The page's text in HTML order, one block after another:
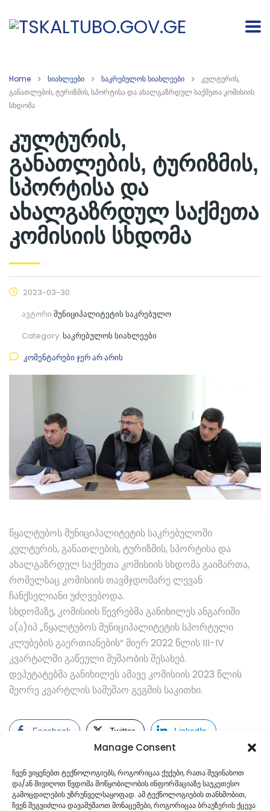
Manage Consent
ჩვენ ვიყენებთ ტექნოლოგიებს, როგორიცაა ქუქები, რათა შევინახოთ
და/ან მივიღოთ წვდომა მოწყობილობის ინფორმაციაზე საუკეთესო
გამოცდილების უზრუნველსაყოფად. ამ ტექნოლოგიების თანხმობით,
ჩვენ შეგვიძლია დავამუშაოთ მონაცემები, როგორიცაა ბრაუზერის ქცევა
Home სიახლეები საკრებულოს სიახლეები
კულტურის,
განათლების, ტურიზმის, სპორტისა და ახალგაზრდულ საქმეთა კომისიის
სხდომა
კულტურის,
განათლების, ტურიზმის,
სპორტისა და
ახალგაზრდულ საქმეთა
კომისიის სხდომა
2023-03-30
ავტორი მუნიციპალიტეტის საკრებულო
Category: საკრებულოს სიახლეები
კომენტარები ჯერ არ არის
წყალტუბოს მუნიციპალიტეტის საკრებულოში
კულტურის, განათლების, ტურიზმის, სპორტისა და
ახალგაზრდულ საქმეთა კომისიის სხდომა გაიმართა,
რომელსაც კომისიის თავმჯდომარე ლევან
ჩანქსელიანი უძღვებოდა.
სხდომაზე, კომისიის წევრებმა განიხილეს ანგარიში
ა(ა)იპ „წყალტუბოს მუნიციპალიტეტის სპორტული
კლუბების გაერთიანების“ მიერ 2022 წლის III-IV
კვარტალში გაწეული მუშაობის შესახებ.
დეპუტატებმა განიხილეს ამავე კომისიის 2023 წლის
მეორე კვარტლის სამუშაო გეგმის საკითხი.
Facebook Twitter LinkedIn